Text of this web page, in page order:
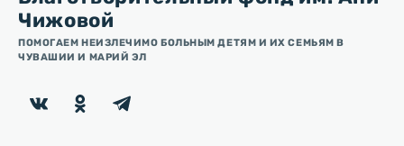
Чижовой
ПОМОГАЕМ НЕИЗЛЕЧИМО БОЛЬНЫМ ДЕТЯМ И ИХ СЕМЬЯМ В
ЧУВАШИИ И МАРИЙ ЭЛ